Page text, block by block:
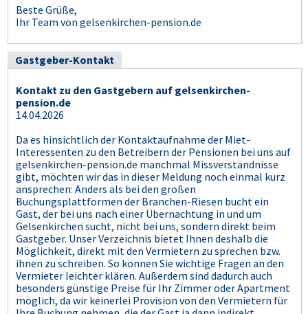
Beste Grüße,
Ihr Team von gelsenkirchen-pension.de
Gastgeber-Kontakt
Kontakt zu den Gastgebern auf gelsenkirchen-
pension.de
14.04.2026
Da es hinsichtlich der Kontaktaufnahme der Miet-
Interessenten zu den Betreibern der Pensionen bei uns auf
gelsenkirchen-pension.de manchmal Missverständnisse
gibt, möchten wir das in dieser Meldung noch einmal kurz
ansprechen: Anders als bei den großen
Buchungsplattformen der Branchen-Riesen bucht ein
Gast, der bei uns nach einer Übernachtung in und um
Gelsenkirchen sucht, nicht bei uns, sondern direkt beim
Gastgeber. Unser Verzeichnis bietet Ihnen deshalb die
Möglichkeit, direkt mit den Vermietern zu sprechen bzw.
ihnen zu schreiben. So können Sie wichtige Fragen an den
Vermieter leichter klären. Außerdem sind dadurch auch
besonders günstige Preise für Ihr Zimmer oder Apartment
möglich, da wir keinerlei Provision von den Vermietern für